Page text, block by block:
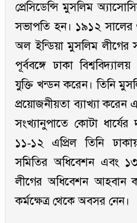
প্রেসিডেন্সি মুসলিম
সভাপতি হন। ১৯১২ সালের
অল ইন্ডিয়া মুসলিম লীগের
পূর্ববঙ্গে ঢাকা
যুক্তি খন্ডন করেন। তিনি
প্রয়োজনীয়তা ব্যাখ্যা করেন
সংখ্যানুপাতে কোটা
১১-১২ এপ্রিল তিনি
সমিতির অধিবেশন এবং ১৩
লীগের অধিবেশন আহবান
কর্মক্ষেত্র থেকে অবসর নেন।